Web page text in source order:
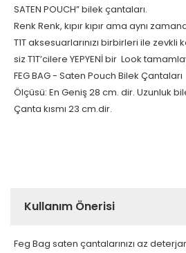
SATEN POUCH” bilek çantaları.
Renk Renk, kıpır kıpır ama aynı
T1T aksesuarlarınızı birbirleri ile
siz T1T’cilere YEPYENİ bir Look
FEG BAG - Saten Pouch Bilek Çantaları
Ölçüsü: En Geniş 28 cm. dir. Uzunluk
Çanta kısmı 23 cm.dir.
Kullanım Önerisi
Feg Bag saten çantalarınızı az